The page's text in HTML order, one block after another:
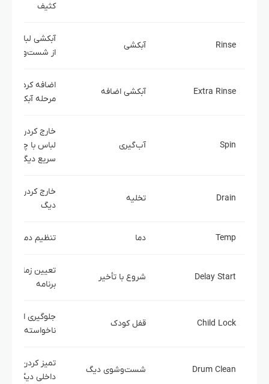
کثیف
Rinse آبکشی
آبکشی
از شست‌وشو
Extra Rinse آبکشی اضافه
اضافه کردن یک
مرحله آبکشی
Spin آب‌گیری
خارج کردن آب
لباس با چرخش
سریع دیگ
Drain تخلیه
خارج کردن آب
دیگ
Temp دما تنظیم دمای آب
Delay Start شروع با تأخیر
تعیین زمان
برنامه
Child Lock قفل کودک
جلوگیری از تغییر
ناخواسته
Drum Clean شست‌وشوی دیگ
تمیز کردن فضای
داخلی دیگ